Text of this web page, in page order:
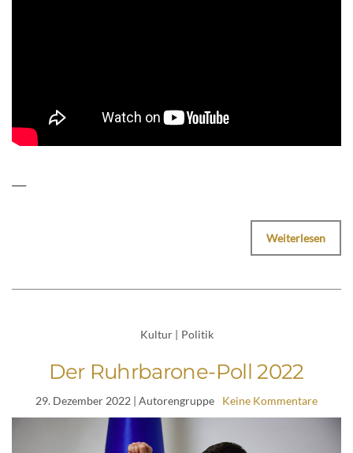
Weiterlesen
Kultur | Politik
Der Ruhrbarone-Poll 2022
29. Dezember 2022 | Autorengruppe Keine Kommentare